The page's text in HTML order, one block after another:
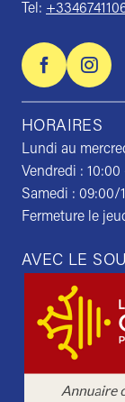
Tel:
HORAIRES
Lundi au
Vendredi : 10:00
Samedi : 09:00/
Fermeture le
AVEC LE